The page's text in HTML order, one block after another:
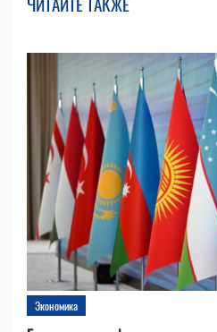
Экономика